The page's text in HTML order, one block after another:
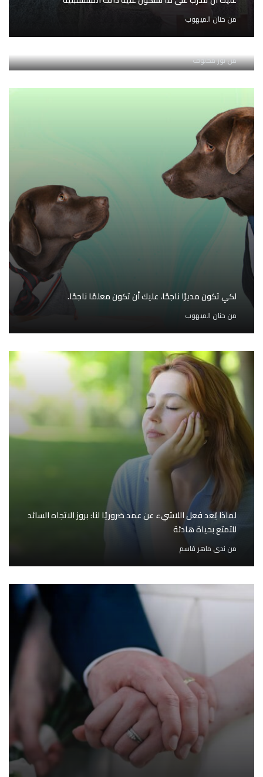
من حنان الميهوب
تمنع وسائل التواصل الاجتماعي مستخدميها من جني
المكاسب الإبداعية للملل العميق
مننور مخلوف
لكي تكون مديرًا ناجحًا، عليك أن تكون معلمًا ناجحًا.
من حنان الميهوب
لماذا يُعد فعل اللاشيء عن عمد ضروريًا لنا: بروز الاتجاه السائد
للتمتع بحياة هادئة
من ندى ماهر قاسم